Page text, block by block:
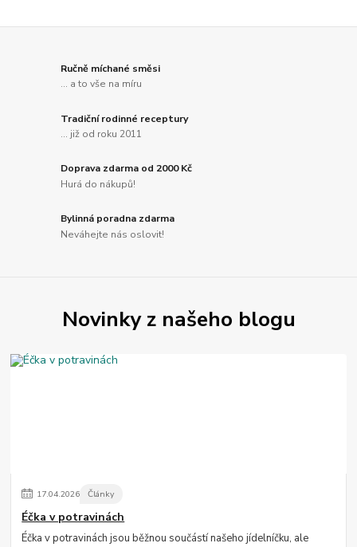
Ručně míchané směsi
... a to vše na míru
Tradiční rodinné receptury
... již od roku 2011
Doprava zdarma od 2000 Kč
Hurá do nákupů!
Bylinná poradna zdarma
Neváhejte nás oslovit!
Novinky z našeho blogu
17.04.2026 Články
Éčka v potravinách
Éčka v potravinách jsou běžnou součástí našeho jídelníčku, ale